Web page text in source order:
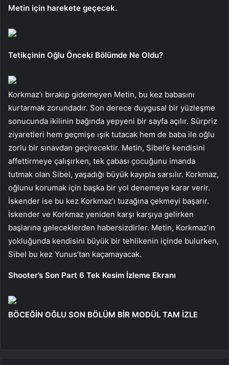
Metin için harekete geçecek.
Tetikçinin Oğlu Önceki Bölümde Ne Oldu?
Korkmaz’ı bırakıp gidemeyen Metin, bu kez babasını
kurtarmak zorundadır. Son derece duygusal bir yüzleşme
sonucunda ikilinin bağında yepyeni bir sayfa açılır. Sürpriz
ziyaretleri hem geçmişe ışık tutacak hem de baba ile oğlu
zorlu bir sınavdan geçirecektir. Metin, Sibel’e kendisini
affettirmeye çalışırken, tek çabası çocuğunu imanda
tutmak olan Sibel, yaşadığı büyük kayıpla sarsılır. Korkmaz,
oğlunu korumak için başka bir yol denemeye karar verir.
İskender ise bu kez Korkmaz’ı tuzağına çekmeyi başarır.
İskender ve Korkmaz yeniden karşı karşıya gelirken
başlarına geleceklerden habersizdirler. Metin, Korkmaz’ın
yokluğunda kendisini büyük bir tehlikenin içinde bulurken,
Sibel bu kez Yunus’tan kaçamayacak.
Shooter’s Son Part 6 Tek Kesim İzleme Ekranı
BÖCEĞİN OĞLU SON BÖLÜM BİR MODÜL TAM İZLE